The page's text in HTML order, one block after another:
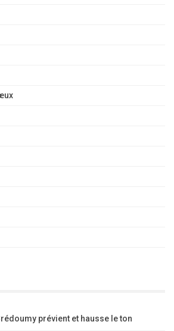
prévient et hausse le ton